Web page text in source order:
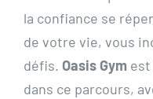
la confiance se
de votre vie, vous
défis. Oasis Gymest
dans ce parcours,